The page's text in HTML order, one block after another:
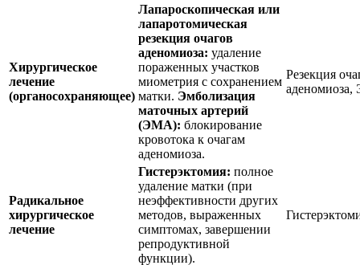
Хирургическое
лечение
(органосохраняющее)
Лапароскопическая или
лапаротомическая
резекция очагов
аденомиоза: удаление
пораженных участков
миометрия с сохранением
матки. Эмболизация
маточных артерий
(ЭМА): блокирование
кровотока к очагам
аденомиоза.
Резекция
Радикальное
хирургическое
лечение
Гистерэктомия: полное
удаление матки (при
неэффективности других
методов, выраженных
симптомах, завершении
репродуктивной
функции).